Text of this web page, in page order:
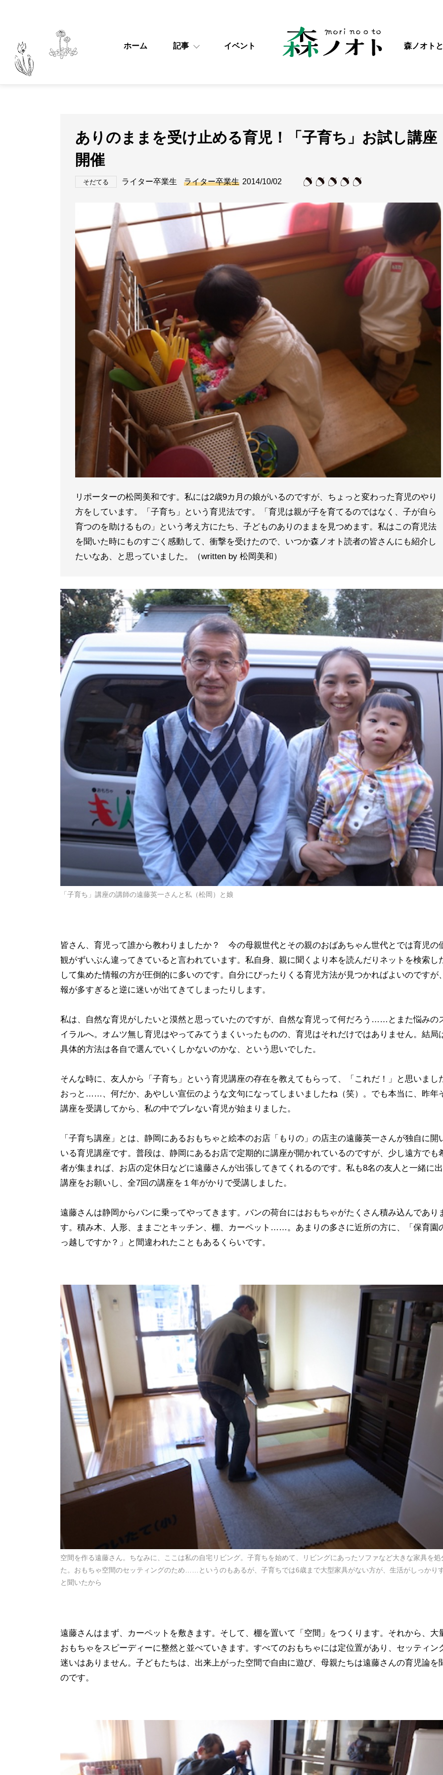
ホーム 記事 イベント 森ノオト
ありのままを受け止める育児！「子育ち」お試し講座
開催
そだてる ライター卒業生 ライター卒業生 2014/10/02
リポーターの松岡美和です。私には2歳9カ月の娘がいるのですが、ちょっと変わった育児のやり
方をしています。「子育ち」という育児法です。「育児は親が子を育てるのではなく、子が自ら
育つのを助けるもの」という考え方にたち、子どものありのままを見つめます。私はこの育児法
を聞いた時にものすごく感動して、衝撃を受けたので、いつか森ノオト読者の皆さんにも紹介し
たいなあ、と思っていました。（written by 松岡美和）
「子育ち」講座の講師の遠藤英一さんと私（松岡）と娘
皆さん、育児って誰から教わりましたか？ 今の母親世代とその親のおばあちゃん世代とでは育児の
観がずいぶん違ってきていると言われています。私自身、親に聞くより本を読んだりネットを検索し
して集めた情報の方が圧倒的に多いのです。自分にぴったりくる育児方法が見つかればよいのですが
報が多すぎると逆に迷いが出てきてしまったりします。
私は、自然な育児がしたいと漠然と思っていたのですが、自然な育児って何だろう……とまた悩みの
イラルへ。オムツ無し育児はやってみてうまくいったものの、育児はそれだけではありません。結局
具体的方法は各自で選んでいくしかないのかな、という思いでした。
そんな時に、友人から「子育ち」という育児講座の存在を教えてもらって、「これだ！」と思いまし
おっと……、何だか、あやしい宣伝のような文句になってしまいましたね（笑）。でも本当に、昨年
講座を受講してから、私の中でブレない育児が始まりました。
「子育ち講座」とは、静岡にあるおもちゃと絵本のお店「もりの」の店主の遠藤英一さんが独自に開
いる育児講座です。普段は、静岡にあるお店で定期的に講座が開かれているのですが、少し遠方でも
者が集まれば、お店の定休日などに遠藤さんが出張してきてくれるのです。私も8名の友人と一緒に
講座をお願いし、全7回の講座を１年がかりで受講しました。
遠藤さんは静岡からバンに乗ってやってきます。バンの荷台にはおもちゃがたくさん積み込んであり
す。積み木、人形、ままごとキッチン、棚、カーペット……。あまりの多さに近所の方に、「保育園
っ越しですか？」と間違われたこともあるくらいです。
空間を作る遠藤さん。ちなみに、ここは私の自宅リビング。子育ちを始めて、リビングにあったソファなど大きな家具を処
た。おもちゃ空間のセッティングのため……というのもあるが、子育ちでは6歳まで大型家具がない方が、生活がしっかり
と聞いたから
遠藤さんはまず、カーペットを敷きます。そして、棚を置いて「空間」をつくります。それから、大
おもちゃをスピーディーに整然と並べていきます。すべてのおもちゃには定位置があり、セッティン
迷いはありません。子どもたちは、出来上がった空間で自由に遊び、母親たちは遠藤さんの育児論を
のです。